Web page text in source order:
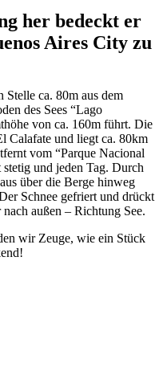
her bedeckt er
Aires City zu
Stelle ca. 80m aus dem
des Sees “Lago
von ca. 160m führt. Die
Calafate und liegt ca. 80km
vom “Parque Nacional
und jeden Tag. Durch
über die Berge hinweg
Schnee gefriert und drückt
außen – Richtung See.
wir Zeuge, wie ein Stück